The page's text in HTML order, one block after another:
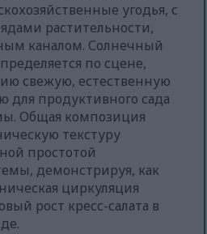
угодья, с
растительности,
каналом. Солнечный
по сцене,
свежую, естественную
для продуктивного сада
Общая композиция
текстуру
простотой
демонстрируя, как
циркуляция
рост кресс-салата в